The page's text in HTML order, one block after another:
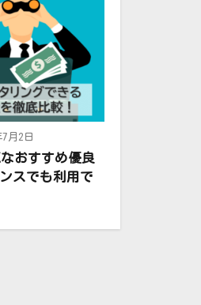
月2日
おすすめ優良
スでも利用で